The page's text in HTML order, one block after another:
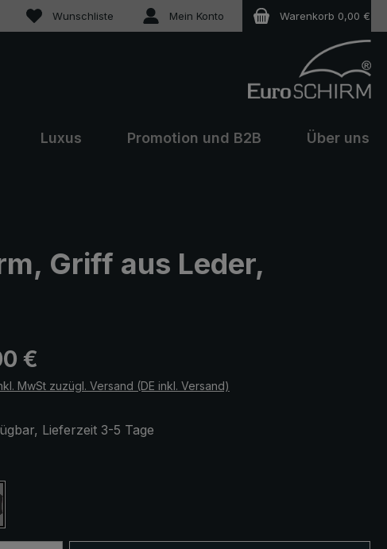
Wunschliste Du hast 0 Produkte auf dem Merkzettel
Mein Konto Warenkorb 0,00 €
Luxus Promotion und B2B Über uns
Griff aus Leder,
Preis:
€
MwSt zuzügl. Versand (DE inkl. Versand)
Lieferzeit 3-5 Tage